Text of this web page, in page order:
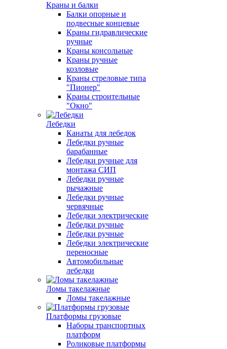
Краны и балки
Балки опорные и
подвесные концевые
Краны гидравлические
ручные
Краны консольные
Краны ручные
козловые
Краны стреловые типа
"Пионер"
Краны строительные
"Окно"
Лебедки
Канаты для лебедок
Лебедки ручные
барабанные
Лебедки ручные для
монтажа СИП
Лебедки ручные
рычажные
Лебедки ручные
червячные
Лебедки электрические
Лебедки ручные
Лебедки ручные
Лебедки электрические
переносные
Автомобильные
лебедки
Ломы такелажные
Ломы такелажные
Платформы грузовые
Наборы транспортных
платформ
Роликовые платформы